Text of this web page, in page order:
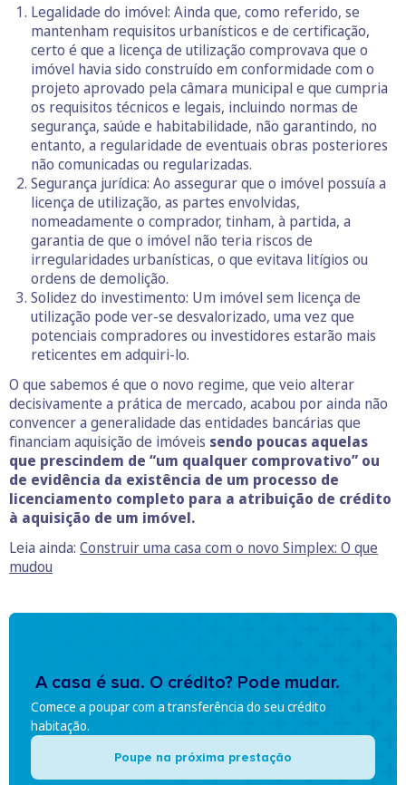
Legalidade do imóvel: Ainda que, como referido, se
mantenham requisitos urbanísticos e de certificação,
certo é que a licença de utilização comprovava que o
imóvel havia sido construído em conformidade com o
projeto aprovado pela câmara municipal e que cumpria
os requisitos técnicos e legais, incluindo normas de
segurança, saúde e habitabilidade, não garantindo, no
entanto, a regularidade de eventuais obras posteriores
não comunicadas ou regularizadas.
Segurança jurídica: Ao assegurar que o imóvel possuía a
licença de utilização, as partes envolvidas,
nomeadamente o comprador, tinham, à partida, a
garantia de que o imóvel não teria riscos de
irregularidades urbanísticas, o que evitava litígios ou
ordens de demolição.
Solidez do investimento: Um imóvel sem licença de
utilização pode ver-se desvalorizado, uma vez que
potenciais compradores ou investidores estarão mais
reticentes em adquiri-lo.
O que sabemos é que o novo regime, que veio alterar
decisivamente a prática de mercado, acabou por ainda não
convencer a generalidade das entidades bancárias que
financiam aquisição de imóveis sendo poucas aquelas
que prescindem de “um qualquer comprovativo” ou
de evidência da existência de um processo de
licenciamento completo para a atribuição de crédito
à aquisição de um imóvel.
Leia ainda: Construir uma casa com o novo Simplex: O que
mudou
A casa é sua. O crédito? Pode mudar.
Comece a poupar com a transferência do seu crédito
habitação.
Poupe na próxima prestação